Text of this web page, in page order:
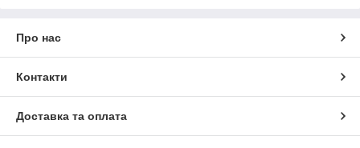
Про нас
Контакти
Доставка та оплата